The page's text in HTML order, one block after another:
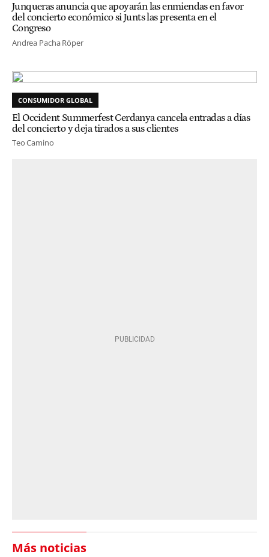
Junqueras anuncia que apoyarán las enmiendas en favor
del concierto económico si Junts las presenta en el
Congreso
Andrea Pacha Röper
CONSUMIDOR GLOBAL
El Occident Summerfest Cerdanya cancela entradas a días
del concierto y deja tirados a sus clientes
Teo Camino
Más noticias